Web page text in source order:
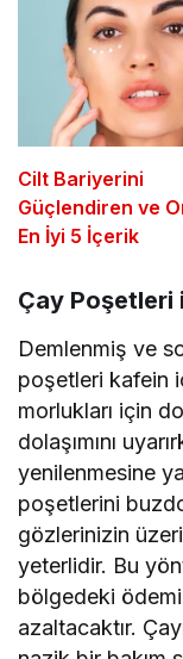
Cilt Bariyerini
Güçlendiren ve
En İyi 5 İçerik
Çay Poşetleri
Demlenmiş ve
poşetleri kafein
morlukları için
dolaşımını
yenilenmesine
poşetlerini
gözlerinizin
yeterlidir. Bu
bölgedeki
azaltacaktır.